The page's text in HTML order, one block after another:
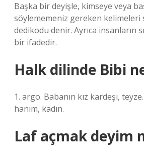
Başka bir deyişle, kimseye veya
söylememeniz gereken kelimeleri
dedikodu denir. Ayrıca insanların
bir ifadedir.
Halk dilinde Bibi
1. argo. Babanın kız kardeşi,
hanım, kadın.
Laf açmak deyim